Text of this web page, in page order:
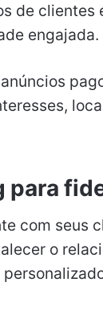
de clientes
engajada.
para
com seus
o